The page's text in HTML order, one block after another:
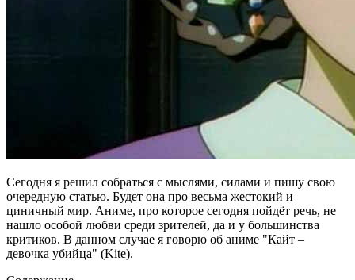
Сегодня я решил собраться с мыслями, силами и пишу свою
очередную статью. Будет она про весьма жестокий и
циничный мир. Аниме, про которое сегодня пойдёт речь, не
нашло особой любви среди зрителей, да и у большинства
критиков. В данном случае я говорю об аниме "Кайт –
девочка убийца" (Kite).